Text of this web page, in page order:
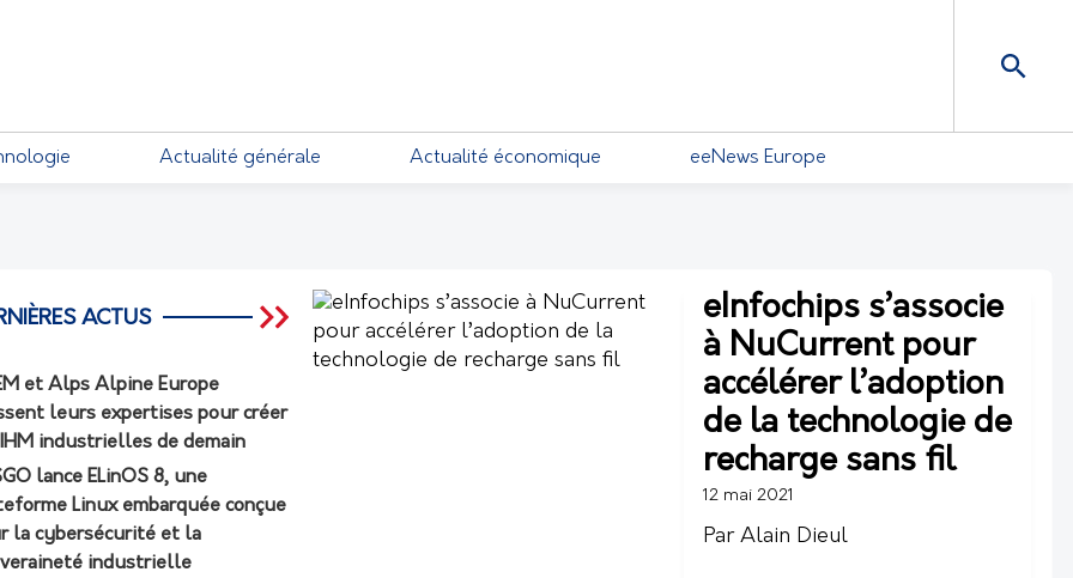
Actualité générale Actualité économique eeNews Europe
eInfochips s’associe
à NuCurrent pour
accélérer l’adoption
de la technologie de
recharge sans fil
12 mai 2021
Par Alain Dieul
ACTUS
et Alps Alpine Europe
leurs expertises pour créer
industrielles de demain
lance ELinOS 8, une
Linux embarquée conçue
la cybersécurité et la
industrielle